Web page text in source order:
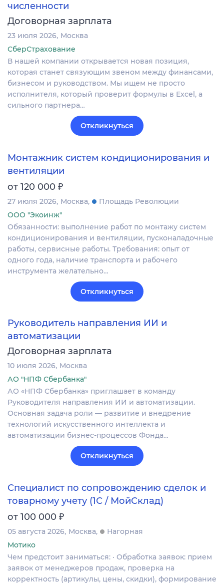
численности
Договорная зарплата
23 июля 2026 Москва
СберСтрахование
В нашей компании открывается новая позиция,
которая станет связующим звеном между финансами,
бизнесом и руководством. Мы ищем не просто
исполнителя, который проверит формулы в Excel, а
сильного партнера…
Откликнуться
Монтажник систем кондиционирования и
вентиляции
от 120 000 ₽
27 июля 2026 Москва
Площадь Революции
ООО "Экоинж"
Обязанности: выполнение работ по монтажу систем
кондиционирования и вентиляции, пусконаладочные
работы, сервисные работы. Требования: опыт от
одного года, наличие транспорта и рабочего
инструмента желательно…
Откликнуться
Руководитель направления ИИ и
автоматизации
Договорная зарплата
10 июля 2026 Москва
АО "НПФ Сбербанка"
АО «НПФ Сбербанка» приглашает в команду
Руководителя направления ИИ и автоматизации.
Основная задача роли — развитие и внедрение
технологий искусственного интеллекта и
автоматизации бизнес-процессов Фонда…
Откликнуться
Специалист по сопровождению сделок и
товарному учету (1С / МойСклад)
от 100 000 ₽
05 августа 2026 Москва
Нагорная
Мотико
Чем предстоит заниматься: · Обработка заявок: прием
заявок от менеджеров продаж, проверка на
корректность (артикулы, цены, скидки), формирование